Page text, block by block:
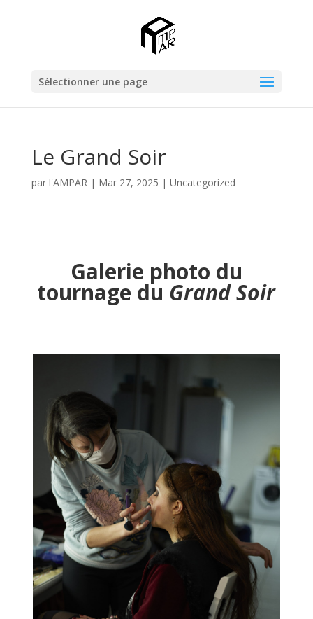
Sélectionner une page
Le Grand Soir
par l'AMPAR| Mar 27, 2025 | Uncategorized
Galerie photo du
tournage du Grand Soir